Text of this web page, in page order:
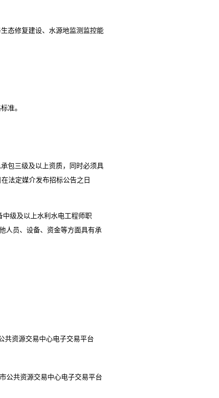
态修复建设、水源地监测监控能
准。
包三级及以上资质，同时必须具
在法定媒介发布招标公告之日
级及以上水利水电工程师职
人员、设备、资金等方面具有承
共资源交易中心电子交易平台
公共资源交易中心电子交易平台